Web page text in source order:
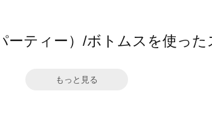
ーティー）/ボトムスを使った
もっと見る